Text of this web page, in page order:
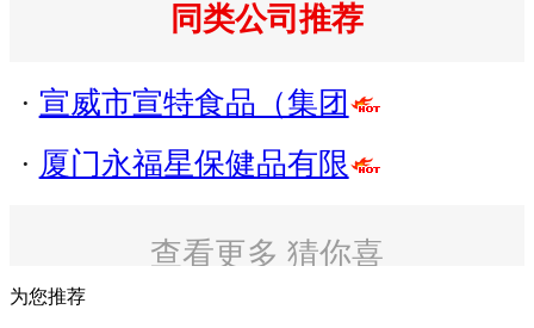
同类公司推荐
· 宣威市宣特食品（集团
· 厦门永福星保健品有限
查看更多 猜你喜
为您推荐